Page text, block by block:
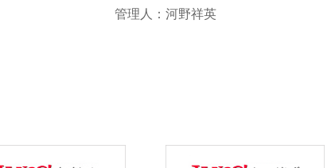
管理人：河野祥英